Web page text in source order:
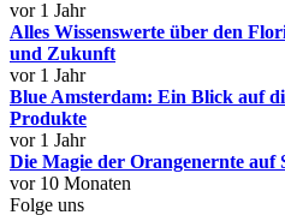
vor 1 Jahr
Alles Wissenswerte über den
und Zukunft
vor 1 Jahr
Blue Amsterdam: Ein Blick auf
Produkte
vor 1 Jahr
Die Magie der Orangenernte auf
vor 10 Monaten
Folge uns